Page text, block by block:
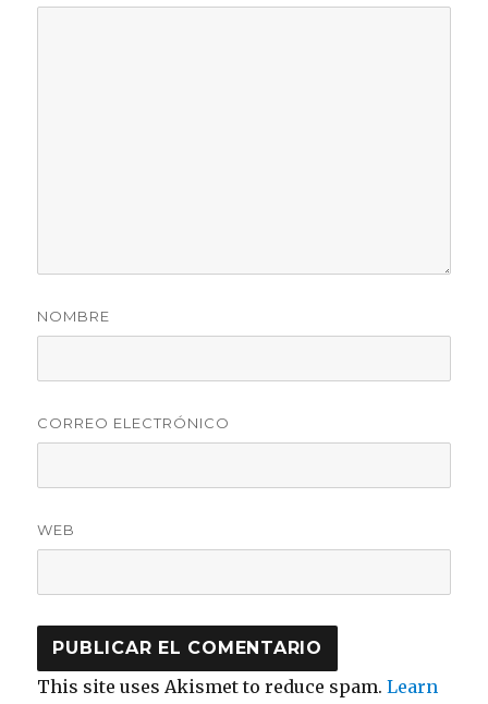
NOMBRE
CORREO ELECTRÓNICO
WEB
This site uses Akismet to reduce spam.Learn